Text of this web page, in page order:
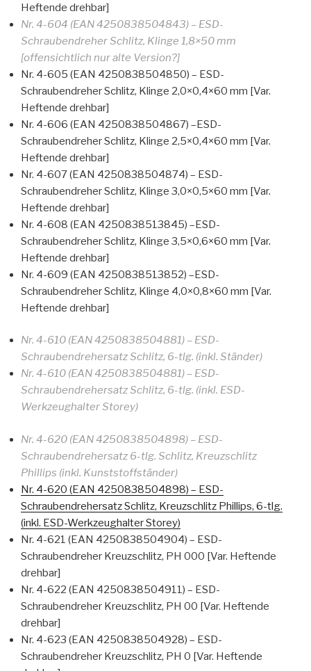
Heftende drehbar]
Nr. 4-604 (EAN 4250838504843) – ESD-
Schraubendreher Schlitz, Klinge 1,8×50 mm
[offensichtlich nur alte Version?]
Nr. 4-605 (EAN 4250838504850) – ESD-
Schraubendreher Schlitz, Klinge 2,0×0,4×60 mm [Var.
Heftende drehbar]
Nr. 4-606 (EAN 4250838504867) –ESD-
Schraubendreher Schlitz, Klinge 2,5×0,4×60 mm [Var.
Heftende drehbar]
Nr. 4-607 (EAN 4250838504874) – ESD-
Schraubendreher Schlitz, Klinge 3,0×0,5×60 mm [Var.
Heftende drehbar]
Nr. 4-608 (EAN 4250838513845) –ESD-
Schraubendreher Schlitz, Klinge 3,5×0,6×60 mm [Var.
Heftende drehbar]
Nr. 4-609 (EAN 4250838513852) –ESD-
Schraubendreher Schlitz, Klinge 4,0×0,8×60 mm [Var.
Heftende drehbar]
Nr. 4-610 (EAN 4250838504881) – ESD-
Schraubendrehersatz Schlitz, 6-tlg. (inkl. Ständer)
Nr. 4-610 (EAN 4250838504881) – ESD-
Schraubendrehersatz Schlitz, 6-tlg. (inkl. ESD-
Werkzeughalter Storey)
Nr. 4-620 (EAN 4250838504898) – ESD-
Schraubendrehersatz 6-tlg. Schlitz, Kreuzschlitz
Phillips (inkl. Kunststoffständer)
Nr. 4-620 (EAN 4250838504898) – ESD-
Schraubendrehersatz Schlitz, Kreuzschlitz Phillips, 6-tlg.
(inkl. ESD-Werkzeughalter Storey)
Nr. 4-621 (EAN 4250838504904) – ESD-
Schraubendreher Kreuzschlitz, PH 000 [Var. Heftende
drehbar]
Nr. 4-622 (EAN 4250838504911) – ESD-
Schraubendreher Kreuzschlitz, PH 00 [Var. Heftende
drehbar]
Nr. 4-623 (EAN 4250838504928) – ESD-
Schraubendreher Kreuzschlitz, PH 0 [Var. Heftende